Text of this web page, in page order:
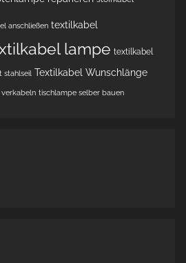
anschließen textilkabel
lampe textilkabel
stahlseil Textilkabel Wunschlänge
tischlampe selber bauen